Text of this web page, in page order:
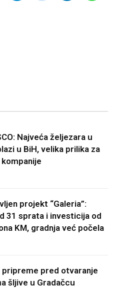
Najveća željezara u
u BiH, velika prilika za
projekt “Galeria”:
31 sprata i investicija od
KM, gradnja već počela
pripreme pred otvaranje
šljive u Gradačcu